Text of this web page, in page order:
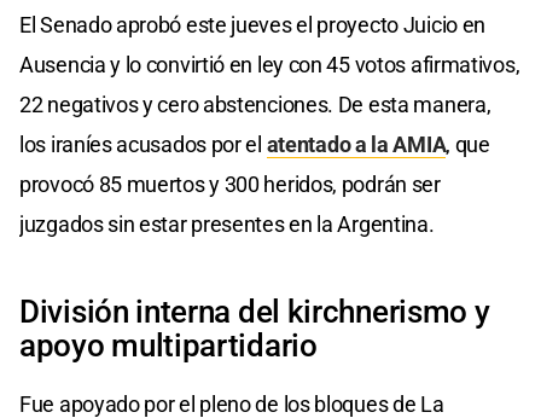
El Senado aprobó este jueves el proyecto Juicio en
Ausencia y lo convirtió en ley con 45 votos afirmativos,
22 negativos y cero abstenciones. De esta manera,
los iraníes acusados por el atentado a la AMIA, que
provocó 85 muertos y 300 heridos, podrán ser
juzgados sin estar presentes en la Argentina.
División interna del kirchnerismo y
apoyo multipartidario
Fue apoyado por el pleno de los bloques de La